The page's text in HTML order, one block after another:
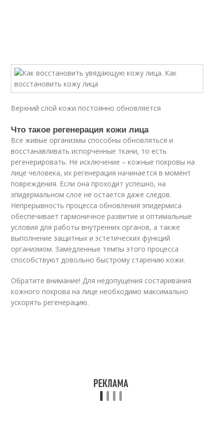
Верхний слой кожи постоянно обновляется
Что такое регенерация кожи лица
Все живые организмы способны обновляться и
восстанавливать испорченные ткани, то есть
регенерировать. Не исключение – кожные покровы на
лице человека, их регенерация начинается в момент
повреждения. Если она проходит успешно, на
эпидермальном слое не остается даже следов.
Непрерывность процесса обновления эпидермиса
обеспечивает гармоничное развитие и оптимальные
условия для работы внутренних органов, а также
выполнение защитных и эстетических функций
организмом. Замедленные темпы этого процесса
способствуют довольно быстрому старению кожи.
Обратите внимание! Для недопущения состаривания
кожного покрова на лице необходимо максимально
ускорять регенерацию.